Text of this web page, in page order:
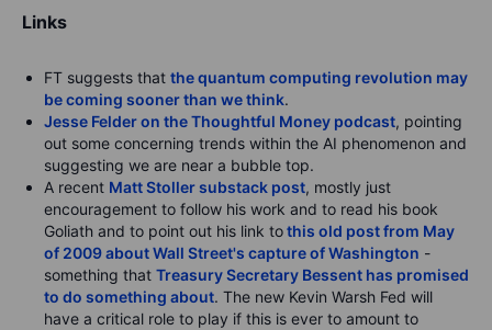
Links
FT suggests that the quantum computing revolution may
be coming sooner than we think.
Jesse Felder on the Thoughtful Money podcast, pointing
out some concerning trends within the AI phenomenon and
suggesting we are near a bubble top.
A recent Matt Stoller substack post, mostly just
encouragement to follow his work and to read his book
Goliath and to point out his link tothis old post from May
of 2009 about Wall Street's capture of Washington -
something that Treasury Secretary Bessent has promised
to do something about. The new Kevin Warsh Fed will
have a critical role to play if this is ever to amount to